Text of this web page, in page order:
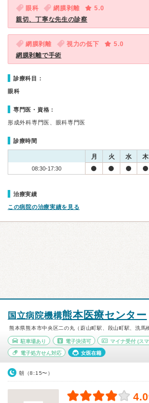
眼科 網膜剥離
5.0
親切、丁寧な先生の診察
網膜剥離 視力の低下
5.0
網膜剥離で手術
診療科目：
眼科
専門医・資格：
形成外科専門医、眼科専門医
診療時間
月 火 水 木
08:30-17:30
治療実績
この病院の治療実績を見る
国立病院機構熊本医療センター
熊本県熊本市中央区二の丸（蔚山町駅、段山町駅、洗馬
駐車場あり 電子決済可 マイナ受付 (ス
電子処方せん対応 女医在籍
朝（8:15〜）